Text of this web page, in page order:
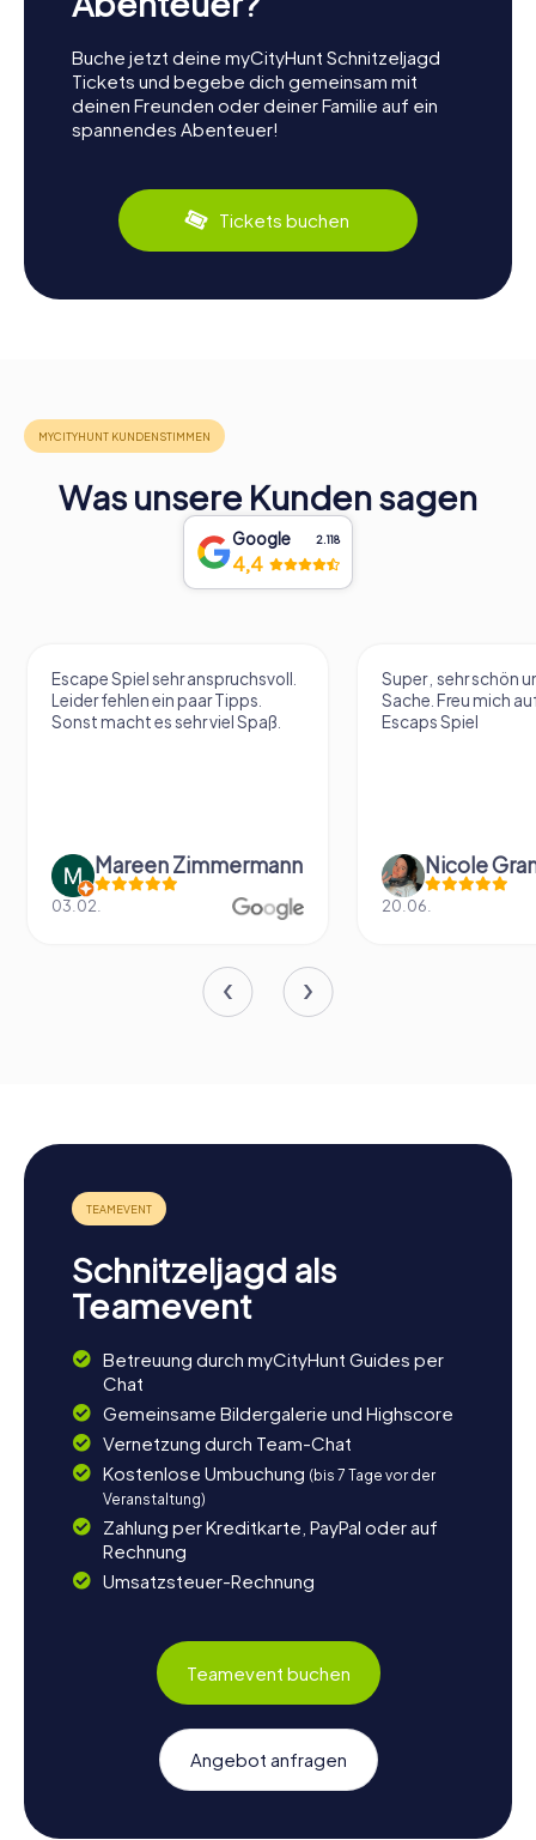
Buche jetzt deine myCityHunt Schnitzeljagd
Tickets und begebe dich gemeinsam mit
deinen Freunden oder deiner Familie auf ein
spannendes Abenteuer!
Tickets buchen
Was unsere Kunden sagen
Google 2.118
4,4
Escape Spiel sehr anspruchsvoll.
Leider fehlen ein paar Tipps.
Sonst macht es sehr viel Spaß.
Mareen Zimmermann
03.02.
Super , sehr schön
Sache. Freu mich
Escaps Spiel
Nicole
20.06.
Schnitzeljagd als
Teamevent
Betreuung durch myCityHunt Guides per
Chat
Gemeinsame Bildergalerie und Highscore
Vernetzung durch Team-Chat
Kostenlose Umbuchung (bis 7 Tage vor der
Veranstaltung)
Zahlung per Kreditkarte, PayPal oder auf
Rechnung
Umsatzsteuer-Rechnung
Teamevent buchen
Angebot anfragen